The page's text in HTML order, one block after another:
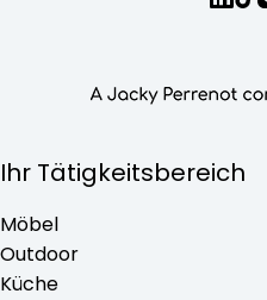
Ihr Tätigkeitsbereich
Möbel
Outdoor
Küche